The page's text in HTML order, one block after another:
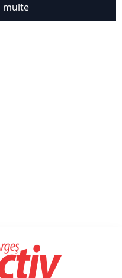
multe